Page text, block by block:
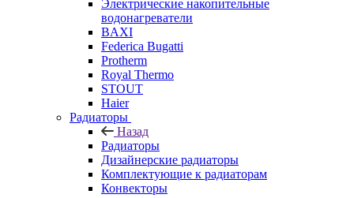
Электрические накопительные
водонагреватели
BAXI
Federica Bugatti
Protherm
Royal Thermo
STOUT
Haier
Радиаторы
Назад
Радиаторы
Дизайнерские радиаторы
Комплектующие к радиаторам
Конвекторы